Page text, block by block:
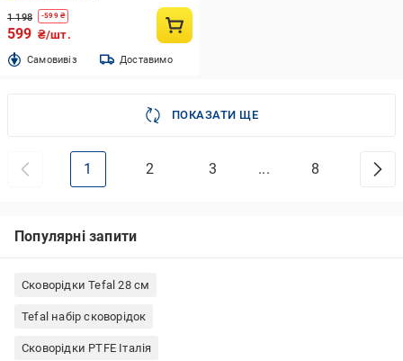
1 198 -599₴
599 ₴/шт.
Cамовивіз Доставимо
ПОКАЗАТИ ЩЕ
1 2 3 ... 8
Популярні запити
Сковорідки Tefal 28 см
Tefal набір сковорідок
Сковорідки PTFE Італія